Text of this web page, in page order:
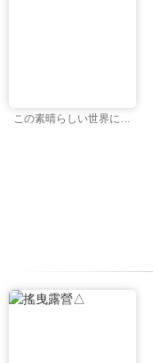
この素晴らしい世界に祝福を！